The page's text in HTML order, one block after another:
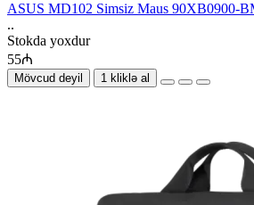
ASUS MD102 Simsiz Maus 90XB0900-
..
Stokda yoxdur
55₼
Mövcud deyil 1 kliklə al